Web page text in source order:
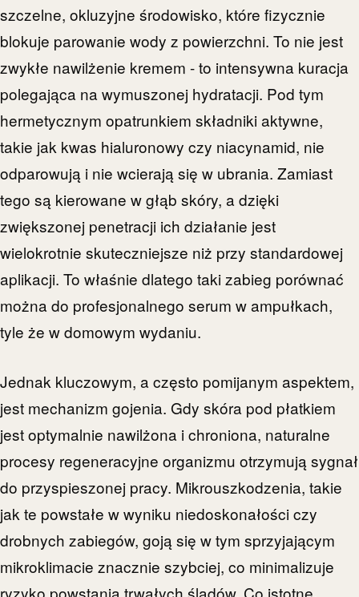
szczelne, okluzyjne środowisko, które fizycznie
blokuje parowanie wody z powierzchni. To nie jest
zwykłe nawilżenie kremem - to intensywna kuracja
polegająca na wymuszonej hydratacji. Pod tym
hermetycznym opatrunkiem składniki aktywne,
takie jak kwas hialuronowy czy niacynamid, nie
odparowują i nie wcierają się w ubrania. Zamiast
tego są kierowane w głąb skóry, a dzięki
zwiększonej penetracji ich działanie jest
wielokrotnie skuteczniejsze niż przy standardowej
aplikacji. To właśnie dlatego taki zabieg porównać
można do profesjonalnego serum w ampułkach,
tyle że w domowym wydaniu.
Jednak kluczowym, a często pomijanym aspektem,
jest mechanizm gojenia. Gdy skóra pod płatkiem
jest optymalnie nawilżona i chroniona, naturalne
procesy regeneracyjne organizmu otrzymują sygnał
do przyspieszonej pracy. Mikrouszkodzenia, takie
jak te powstałe w wyniku niedoskonałości czy
drobnych zabiegów, goją się w tym sprzyjającym
mikroklimacie znacznie szybciej, co minimalizuje
ryzyko powstania trwałych śladów. Co istotne,